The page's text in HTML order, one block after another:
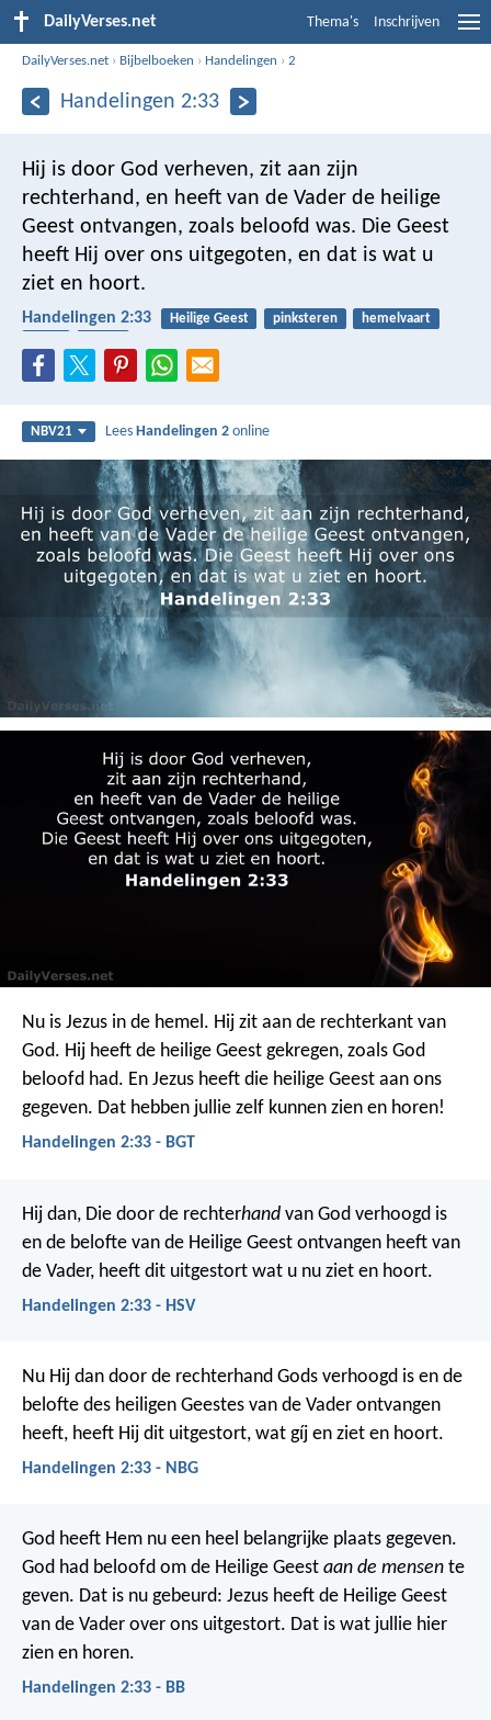
DailyVerses.net Thema's Inschrijven
DailyVerses.net › Bijbelboeken › Handelingen ›2
Handelingen 2:33
Hij is door God verheven, zit aan zijn
rechterhand, en heeft van de Vader de heilige
Geest ontvangen, zoals beloofd was. Die Geest
heeft Hij over ons uitgegoten, en dat is wat u
ziet en hoort.
Handelingen 2:33 Heilige Geest pinksteren
hemelvaart
NBV21 LeesHandelingen 2 online
Nu is Jezus in de hemel. Hij zit aan de rechterkant van
God. Hij heeft de heilige Geest gekregen, zoals God
beloofd had. En Jezus heeft die heilige Geest aan ons
gegeven. Dat hebben jullie zelf kunnen zien en horen!
Handelingen 2:33 - BGT
Hij dan, Die door de rechterhand van God verhoogd is
en de belofte van de Heilige Geest ontvangen heeft van
de Vader, heeft dit uitgestort wat u nu ziet en hoort.
Handelingen 2:33 - HSV
Nu Hij dan door de rechterhand Gods verhoogd is en de
belofte des heiligen Geestes van de Vader ontvangen
heeft, heeft Hij dit uitgestort, wat gíj en ziet en hoort.
Handelingen 2:33 - NBG
God heeft Hem nu een heel belangrijke plaats gegeven.
God had beloofd om de Heilige Geest aan de mensen te
geven. Dat is nu gebeurd: Jezus heeft de Heilige Geest
van de Vader over ons uitgestort. Dat is wat jullie hier
zien en horen.
Handelingen 2:33 - BB